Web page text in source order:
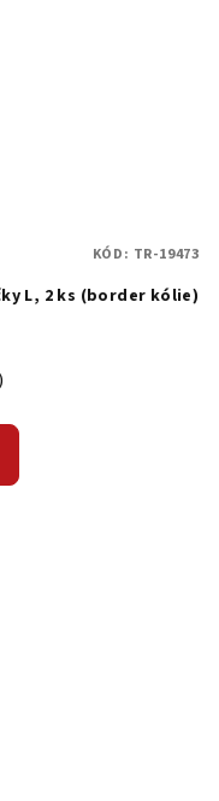
L, 2 ks (border kólie)
KÓD: TR-19473